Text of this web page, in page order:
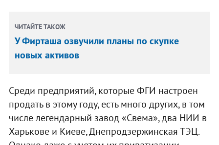
ЧИТАЙТЕ ТАКОЖ
У Фирташа озвучили планы по скупке
новых активов
Среди предприятий, которые ФГИ настроен
продать в этому году, есть много других, в том
числе легендарный завод «Свема», два НИИ в
Харькове и Киеве, Днепродзержинская ТЭЦ.